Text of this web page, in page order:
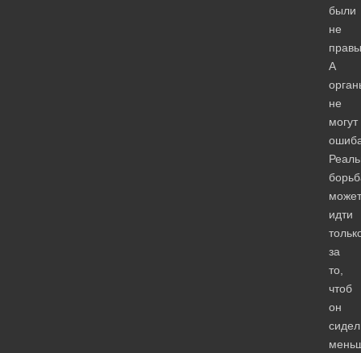
были
не
А
не
могут
может
идти
за
то,
чтоб
он
сидел